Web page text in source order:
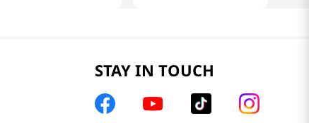
STAY IN TOUCH